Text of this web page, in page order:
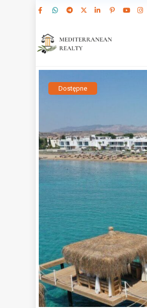
Dostępne